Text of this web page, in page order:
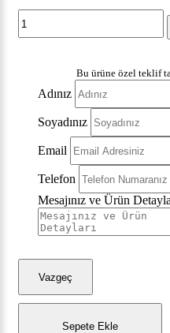
Bu ürüne özel teklif
Adınız
Soyadınız
Email
Telefon
Mesajınız ve Ürün
Vazgeç
Sepete Ekle